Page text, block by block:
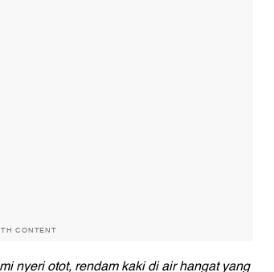
CONTENT
nyeri otot, rendam kaki di air hangat yang